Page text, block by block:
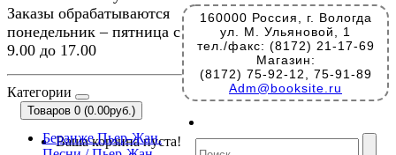
160000 Россия, г. Вологда
ул. М. Ульяновой, 1
тел./факс: (8172) 21-17-69
Магазин:
(8172) 75-92-12, 75-91-89
Adm@booksite.ru
Заказы обрабатываются
понедельник – пятница с
9.00 до 17.00
Категории
Товаров 0 (0.00руб.)
Ваша корзина пуста!
Беранже Пьер-Жан.